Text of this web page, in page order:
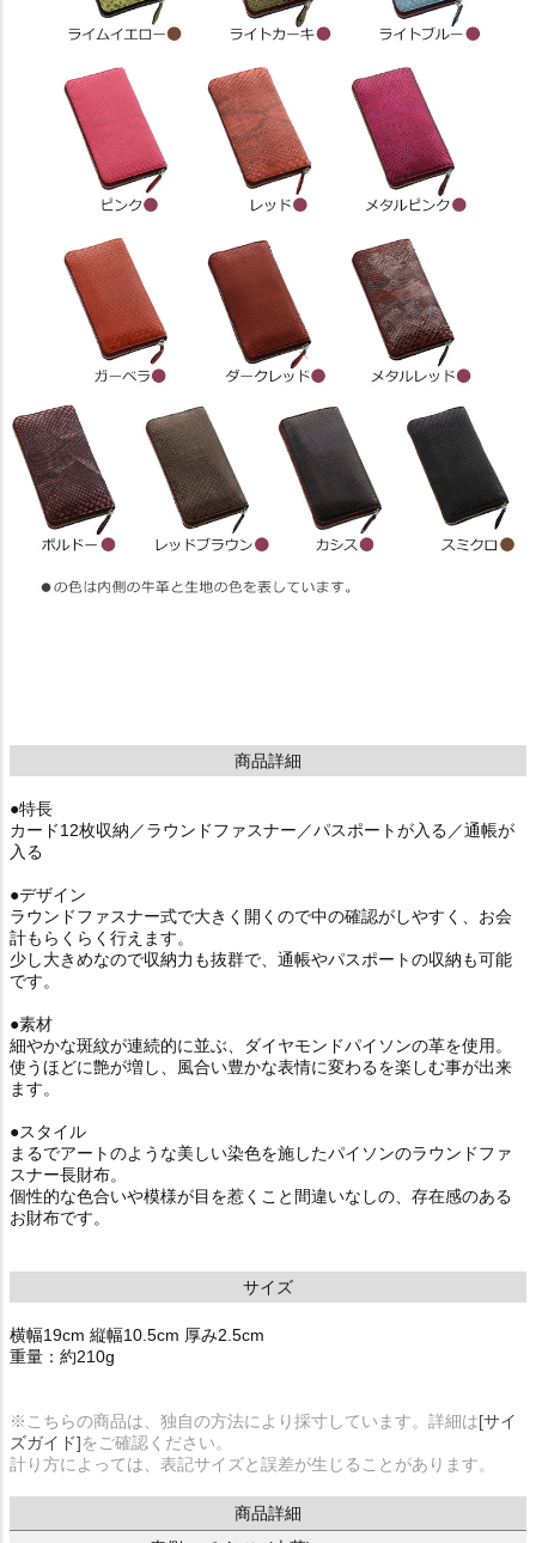
商品詳細
●特長
カード12枚収納／ラウンドファスナー／パスポートが入る／通帳が
入る
●デザイン
ラウンドファスナー式で大きく開くので中の確認がしやすく、お会
計もらくらく行えます。
少し大きめなので収納力も抜群で、通帳やパスポートの収納も可能
です。
●素材
細やかな斑紋が連続的に並ぶ、ダイヤモンドパイソンの革を使用。
使うほどに艶が増し、風合い豊かな表情に変わるを楽しむ事が出来
ます。
●スタイル
まるでアートのような美しい染色を施したパイソンのラウンドファ
スナー長財布。
個性的な色合いや模様が目を惹くこと間違いなしの、存在感のある
お財布です。
サイズ
横幅19cm 縦幅10.5cm 厚み2.5cm
重量：約210g
※こちらの商品は、独自の方法により採寸しています。詳細は[サイ
ズガイド]をご確認ください。
計り方によっては、表記サイズと誤差が生じることがあります。
商品詳細